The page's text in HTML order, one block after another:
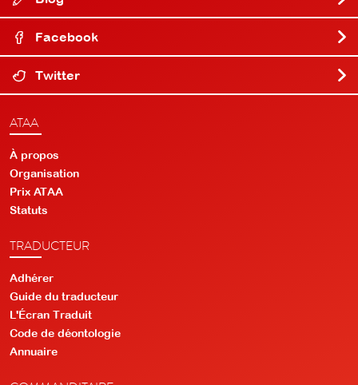
Facebook
Twitter
ATAA
À propos
Organisation
Prix ATAA
Statuts
TRADUCTEUR
Adhérer
Guide du traducteur
L'Écran Traduit
Code de déontologie
Annuaire